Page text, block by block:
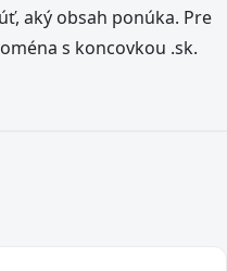
aký obsah ponúka. Pre
s koncovkou .sk.